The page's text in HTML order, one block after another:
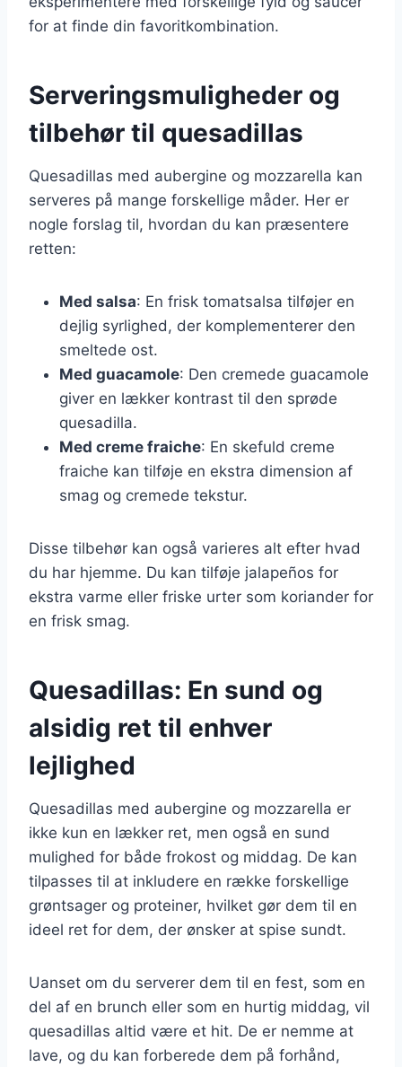
for at finde din favoritkombination.
Serveringsmuligheder og
tilbehør til quesadillas
Quesadillas med aubergine og mozzarella kan
serveres på mange forskellige måder. Her er
nogle forslag til, hvordan du kan præsentere
retten:
Med salsa: En frisk tomatsalsa tilføjer en
dejlig syrlighed, der komplementerer den
smeltede ost.
Med guacamole: Den cremede guacamole
giver en lækker kontrast til den sprøde
quesadilla.
Med creme fraiche: En skefuld creme
fraiche kan tilføje en ekstra dimension af
smag og cremede tekstur.
Disse tilbehør kan også varieres alt efter hvad
du har hjemme. Du kan tilføje jalapeños for
ekstra varme eller friske urter som koriander for
en frisk smag.
Quesadillas: En sund og
alsidig ret til enhver
lejlighed
Quesadillas med aubergine og mozzarella er
ikke kun en lækker ret, men også en sund
mulighed for både frokost og middag. De kan
tilpasses til at inkludere en række forskellige
grøntsager og proteiner, hvilket gør dem til en
ideel ret for dem, der ønsker at spise sundt.
Uanset om du serverer dem til en fest, som en
del af en brunch eller som en hurtig middag, vil
quesadillas altid være et hit. De er nemme at
lave, og du kan forberede dem på forhånd,